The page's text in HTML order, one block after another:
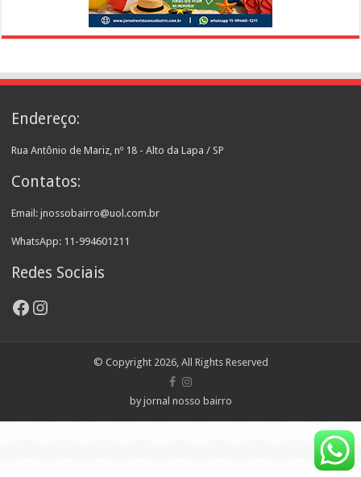
Endereço:
Rua Antônio de Mariz, nº 18 - Alto da Lapa / SP
Contatos:
Email: jnossobairro@uol.com.br
WhatsApp: 11-994601211
Redes Sociais
Facebook
Instagram
© Copyright 2026, All Rights Reserved
by jornal nosso bairro